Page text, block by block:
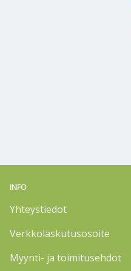
INFO
Yhteystiedot
Verkkolaskutusosoite
Myynti- ja toimitusehdot